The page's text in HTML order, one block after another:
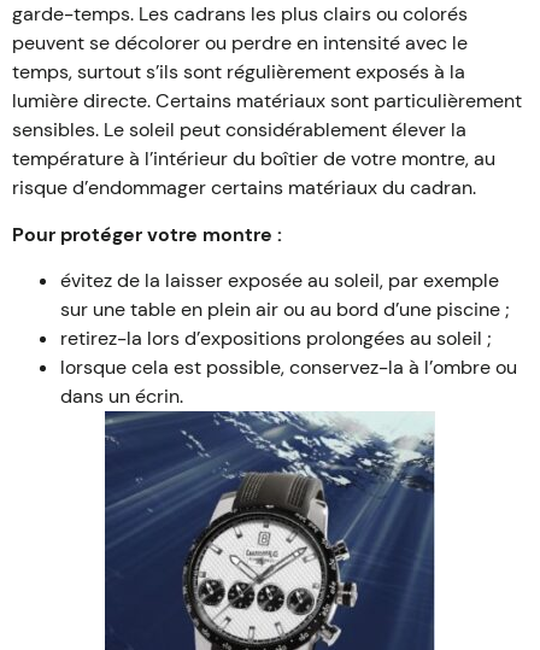
garde-temps. Les cadrans les plus clairs ou colorés
peuvent se décolorer ou perdre en intensité avec le
temps, surtout s’ils sont régulièrement exposés à la
lumière directe. Certains matériaux sont particulièrement
sensibles. Le soleil peut considérablement élever la
température à l’intérieur du boîtier de votre montre, au
risque d’endommager certains matériaux du cadran.
Pour protéger votre montre :
évitez de la laisser exposée au soleil, par exemple
sur une table en plein air ou au bord d’une piscine ;
retirez-la lors d’expositions prolongées au soleil ;
lorsque cela est possible, conservez-la à l’ombre ou
dans un écrin.